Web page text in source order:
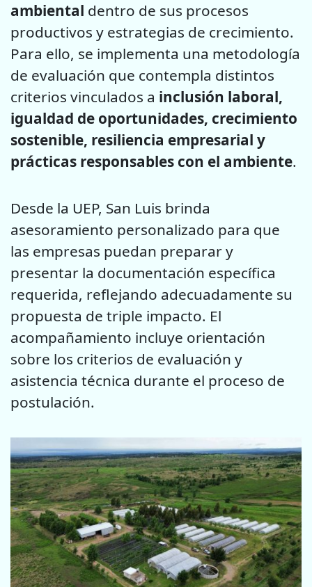
ambiental dentro de sus procesos
productivos y estrategias de crecimiento.
Para ello, se implementa una metodología
de evaluación que contempla distintos
criterios vinculados a inclusión laboral,
igualdad de oportunidades, crecimiento
sostenible, resiliencia empresarial y
prácticas responsables con el ambiente.
Desde la UEP, San Luis brinda
asesoramiento personalizado para que
las empresas puedan preparar y
presentar la documentación específica
requerida, reflejando adecuadamente su
propuesta de triple impacto. El
acompañamiento incluye orientación
sobre los criterios de evaluación y
asistencia técnica durante el proceso de
postulación.